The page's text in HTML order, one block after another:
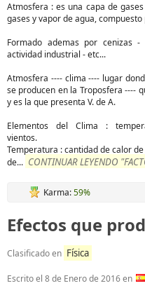
Atmosfera : es una capa de
gases y vapor de agua,
Formado ademas por cenizas
actividad industrial - etc...
Atmosfera ---- clima ---- lugar
se producen en la Troposfera ----
y es la que presenta V. de A.
Elementos del Clima :
vientos.
Temperatura : cantidad de calor
de... CONTINUAR LEYENDO
Karma:59%
Efectos que
Clasificado en Física
Escrito el 8 de Enero de 2016en